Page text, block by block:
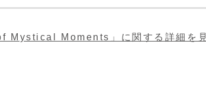
Mystical Moments」に関する詳細を